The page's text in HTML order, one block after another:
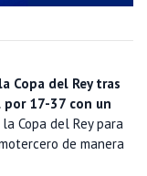
Copa del Rey tras
17-37 con un
Copa del Rey para
de manera